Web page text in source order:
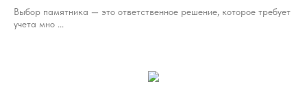
Выбор памятника — это ответственное решение, которое требует
учета мно ...